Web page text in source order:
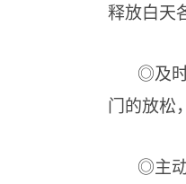
释放白天
◎及
门的放松
◎主